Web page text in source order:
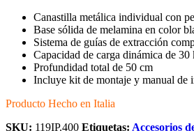
Canastilla metálica individual con
Base sólida de melamina en color
Sistema de guías de extracción
Capacidad de carga dinámica de 30
Profundidad total de 50 cm
Incluye kit de montaje y manual de
Producto Hecho en Italia
SKU: 119IP.400 Etiquetas: Accesorios